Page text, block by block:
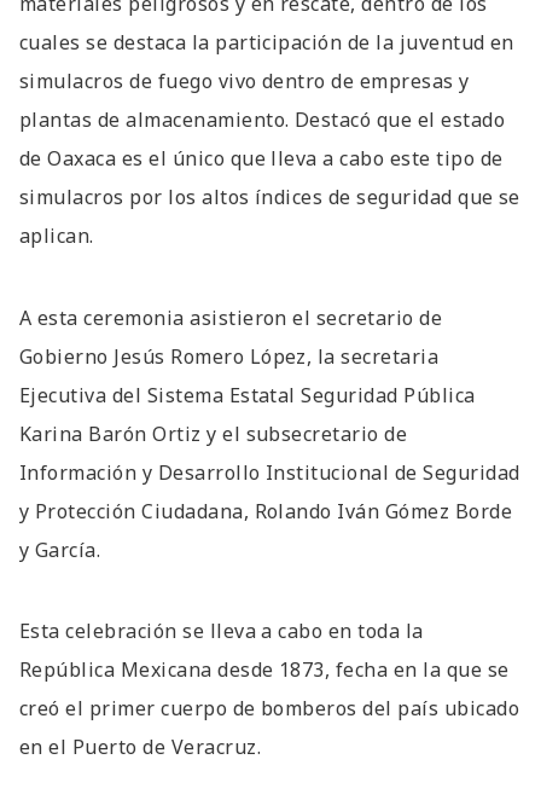
cuales se destaca la participación de la juventud en
simulacros de fuego vivo dentro de empresas y
plantas de almacenamiento. Destacó que el estado
de Oaxaca es el único que lleva a cabo este tipo de
simulacros por los altos índices de seguridad que se
aplican.
A esta ceremonia asistieron el secretario de
Gobierno Jesús Romero López, la secretaria
Ejecutiva del Sistema Estatal Seguridad Pública
Karina Barón Ortiz y el subsecretario de
Información y Desarrollo Institucional de Seguridad
y Protección Ciudadana, Rolando Iván Gómez Borde
y García.
Esta celebración se lleva a cabo en toda la
República Mexicana desde 1873, fecha en la que se
creó el primer cuerpo de bomberos del país ubicado
en el Puerto de Veracruz.